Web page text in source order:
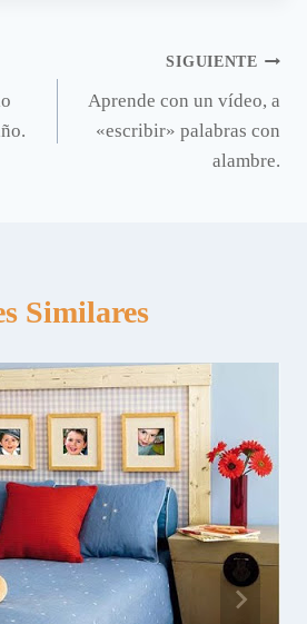
SIGUIENTE
Aprende con un vídeo, a
«escribir» palabras con
alambre.
Similares